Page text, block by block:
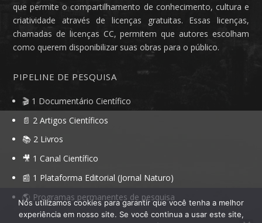
que permite o compartilhamento de conhecimento, cultura e
criatividade através de licenças gratuitas. Essas licenças,
chamadas de licenças CC, permitem que autores escolham
como querem disponibilizar suas obras para o público.
PIPELINE DE PESQUISA
🎬 1 Documentário Científico
📄 2 Artigos Científicos
📚 2 Livros
🎥 1 Canal Científico
📰 1 Plataforma Editorial (Jornal Naturo)
🌎 Programas permanentes de pesquisa
Nós utilizamos cookies para garantir que você tenha a melhor
experiência em nosso site. Se você continua a usar este site,